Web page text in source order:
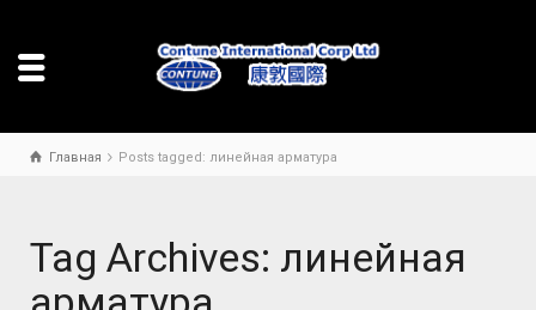
Главная Posts tagged: линейная арматура
Tag Archives: линейная